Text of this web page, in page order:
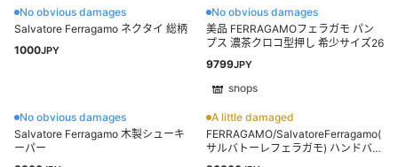
No obvious damages
Salvatore Ferragamo ネクタイ 総柄
1000JPY
No obvious damages
美品 FERRAGAMOフェラガモ パン
プス 濃茶クロコ型押し 希少サイズ26
9799JPY
No obvious damages
Salvatore Ferragamo 木製シューキ
ーパー
shops
A little damaged
FERRAGAMO/SalvatoreFerragamo(
サルバトーレフェラガモ) ハンドバッ